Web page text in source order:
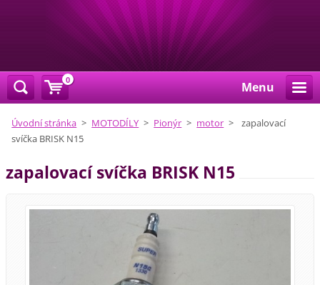
Menu
Úvodní stránka > MOTODÍLY > Pionýr > motor >
zapalovací
svíčka BRISK N15
zapalovací svíčka BRISK N15
0